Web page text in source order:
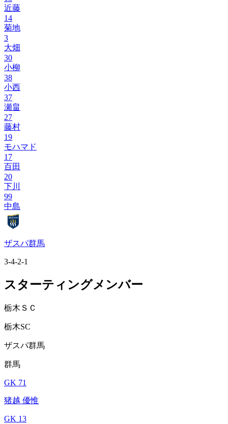
近藤
14
菊地
3
大畑
30
小柳
38
小西
37
瀬畠
27
藤村
19
モハマド
17
百田
20
下川
99
中島
ザスパ群馬
3-4-2-1
スターティングメンバー
栃木ＳＣ
栃木SC
ザスパ群馬
群馬
GK 71
猪越 優惟
GK 13